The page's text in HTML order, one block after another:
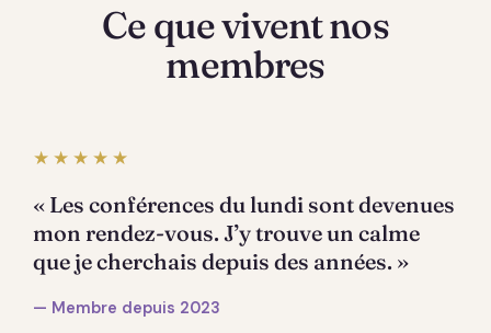
Ce que vivent nos
membres
★★★★★
« Les conférences du lundi sont devenues
mon rendez-vous. J’y trouve un calme
que je cherchais depuis des années. »
— Membre depuis 2023